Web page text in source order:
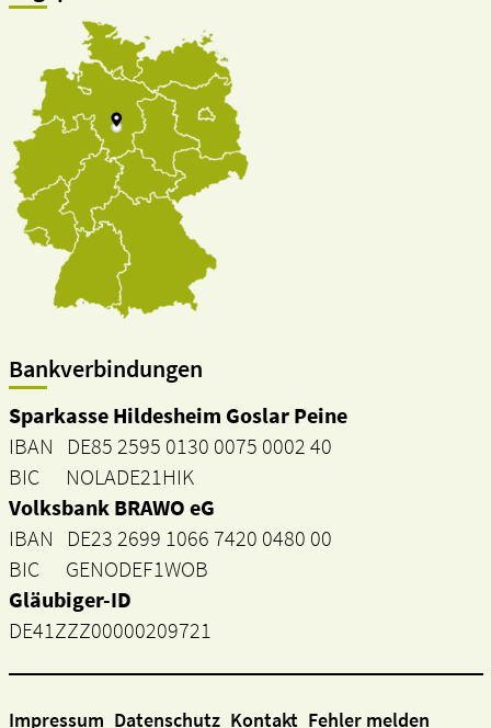
Bankverbindungen
Sparkasse Hildesheim Goslar Peine
IBAN DE85 2595 0130 0075 0002 40
BIC NOLADE21HIK
Volksbank BRAWO eG
IBAN DE23 2699 1066 7420 0480 00
BIC GENODEF1WOB
Gläubiger-ID
DE41ZZZ00000209721
Impressum Datenschutz Kontakt Fehler melden